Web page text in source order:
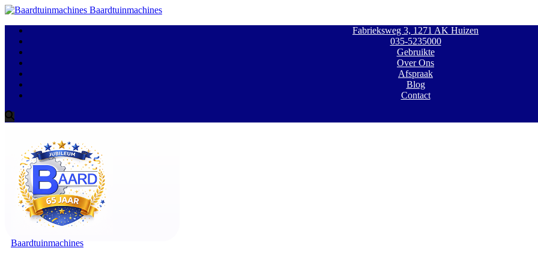
Baardtuinmachines
Fabrieksweg 3, 1271 AK Huizen
035-5235000
Gebruikte
Over Ons
Afspraak
Blog
Contact
Baardtuinmachines